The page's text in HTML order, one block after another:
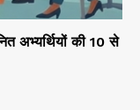
अभ्यर्थियों की 10 से